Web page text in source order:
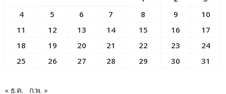
4
5 6 7 8 9
10
11
12 13 14 15 16
17
18
19 20 21 22 23
24
25
26 27 28 29 30 31
« ธ.ค. ก.พ. »